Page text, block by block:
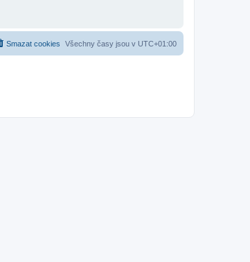
Všechny časy jsou v UTC+01:00
Smazat cookies